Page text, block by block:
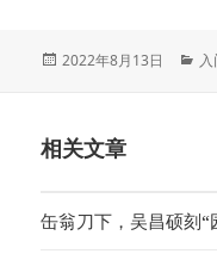
发
2022年8月13日
分
相关文章
缶翁刀下，吴昌硕刻